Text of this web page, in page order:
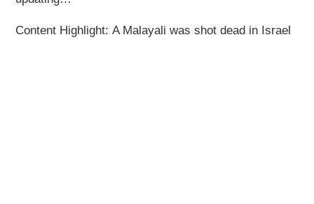
Content Highlight: A Malayali was shot dead in Israel